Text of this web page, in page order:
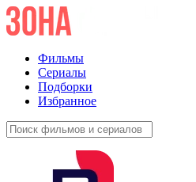
Фильмы
Сериалы
Подборки
Избранное